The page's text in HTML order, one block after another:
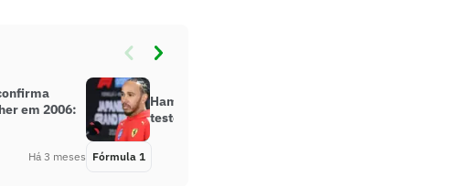
em 2006:
Há 3 meses
Hamilton completa 297 voltas em
teste da Ferrari em Fiorano
Fórmula 1